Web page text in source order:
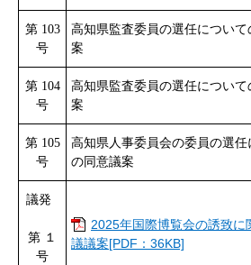
第 103
号
高知県監査委員の選任について
案
第 104
号
高知県監査委員の選任について
案
第 105
号
高知県人事委員会の委員の選任
の同意議案
議発
第 １
号
2025年国際博覧会の誘致に
議議案[PDF：36KB]